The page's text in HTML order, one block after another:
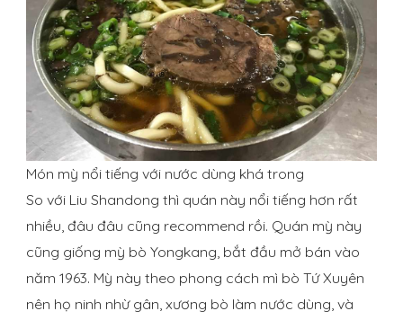
Món mỳ nổi tiếng với nước dùng khá trong
So với Liu Shandong thì quán này nổi tiếng hơn rất
nhiều, đâu đâu cũng recommend rồi. Quán mỳ này
cũng giống mỳ bò Yongkang, bắt đầu mở bán vào
năm 1963. Mỳ này theo phong cách mì bò Tứ Xuyên
nên họ ninh nhừ gân, xương bò làm nước dùng, và